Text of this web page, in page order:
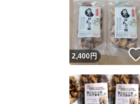
2,400円